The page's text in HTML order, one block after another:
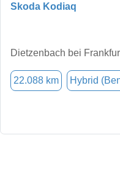
Skoda Kodiaq
Dietzenbach bei
22.088 km Hybrid